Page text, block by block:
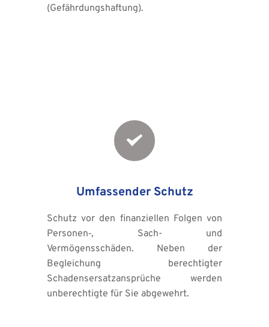
(Gefährdungshaftung).
Umfassender Schutz
Schutz vor den finanziellen Folgen von
Personen‑, Sach- und
Vermögensschäden. Neben der
Begleichung berechtigter
Schadensersatzansprüche werden
unberechtigte für Sie abgewehrt.